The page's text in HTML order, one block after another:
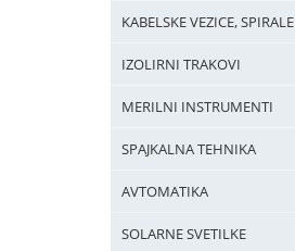
KABELSKE VEZICE, SPIRALE
IZOLIRNI TRAKOVI
MERILNI INSTRUMENTI
SPAJKALNA TEHNIKA
AVTOMATIKA
SOLARNE SVETILKE